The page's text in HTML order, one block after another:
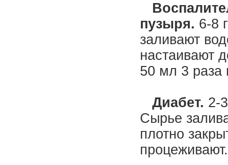
пузыря. 6-8
заливают
настаивают
50 мл 3
Диабет. 2-
Сырье
плотно